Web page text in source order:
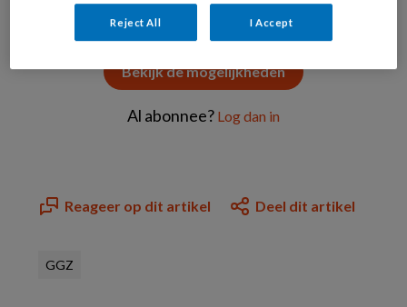
Bekijk de mogelijkheden
Al abonnee? Log dan in
Reageer op dit artikel Deel dit artikel
GGZ
Reject All I Accept